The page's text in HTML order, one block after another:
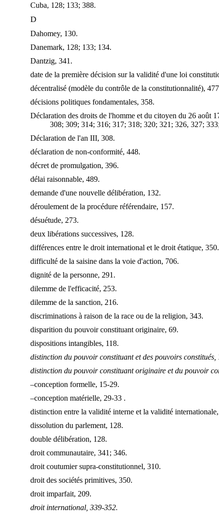
Cuba, 128; 133; 388.
D
Dahomey, 130.
Danemark, 128; 133; 134.
Dantzig, 341.
date de la première décision sur la validité d'une loi
décentralisé (modèle du contrôle de la constitutionnalité),
décisions politiques fondamentales, 358.
Déclaration des droits de l'homme et du citoyen du 26 août
308; 309; 314; 316; 317; 318; 320; 321; 326, 327;
Déclaration de l'an III, 308.
déclaration de non-conformité, 448.
décret de promulgation, 396.
délai raisonnable, 489.
demande d'une nouvelle délibération, 132.
déroulement de la procédure référendaire, 157.
désuétude, 273.
deux libérations successives, 128.
différences entre le droit international et le droit étatique, 350.
difficulté de la saisine dans la voie d'action, 706.
dignité de la personne, 291.
dilemme de l'efficacité, 253.
dilemme de la sanction, 216.
discriminations à raison de la race ou de la religion, 343.
disparition du pouvoir constituant originaire, 69.
dispositions intangibles, 118.
distinction du pouvoir constituant et des pouvoirs constitués,
distinction du pouvoir constituant originaire et du pouvoir
–conception formelle, 15-29.
–conception matérielle, 29-33 .
distinction entre la validité interne et la validité
dissolution du parlement, 128.
double délibération, 128.
droit communautaire, 341; 346.
droit coutumier supra-constitutionnel, 310.
droit des sociétés primitives, 350.
droit imparfait, 209.
droit international, 339-352.